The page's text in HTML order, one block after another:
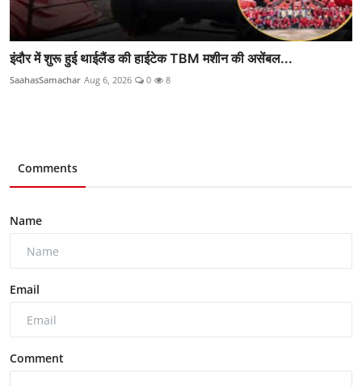
इंदौर में शुरू हुई थाईलैंड की हाईटेक TBM मशीन की असेंबल...
SaahasSamachar Aug 6, 2026 0 8
Comments
Name
Email
Comment